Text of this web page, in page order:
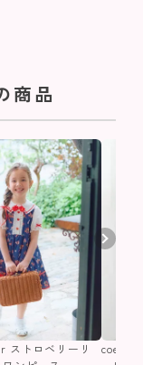
商品
ストロベリーリ
coeur